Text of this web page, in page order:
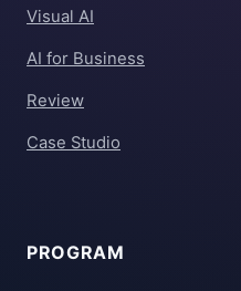
Visual AI
AI for Business
Review
Case Studio
PROGRAM